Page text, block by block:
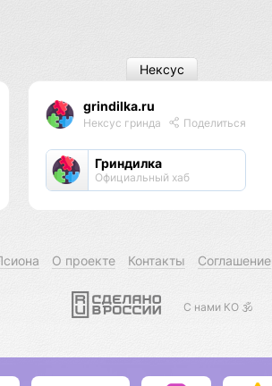
grindilka.ru
Нексус гринда Поделиться
Гриндилка
Официальный хаб
Нексус
О проекте Контакты Соглашение
С нами КО 🕉️